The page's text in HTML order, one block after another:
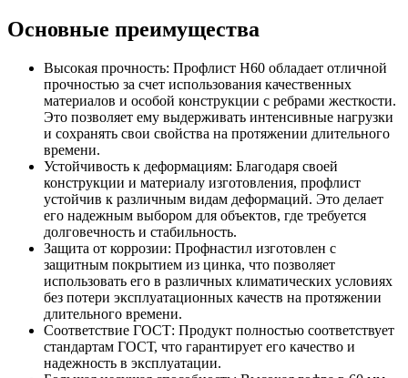
Основные преимущества
Высокая прочность: Профлист Н60 обладает отличной
прочностью за счет использования качественных
материалов и особой конструкции с ребрами жесткости.
Это позволяет ему выдерживать интенсивные нагрузки
и сохранять свои свойства на протяжении длительного
времени.
Устойчивость к деформациям: Благодаря своей
конструкции и материалу изготовления, профлист
устойчив к различным видам деформаций. Это делает
его надежным выбором для объектов, где требуется
долговечность и стабильность.
Защита от коррозии: Профнастил изготовлен с
защитным покрытием из цинка, что позволяет
использовать его в различных климатических условиях
без потери эксплуатационных качеств на протяжении
длительного времени.
Соответствие ГОСТ: Продукт полностью соответствует
стандартам ГОСТ, что гарантирует его качество и
надежность в эксплуатации.